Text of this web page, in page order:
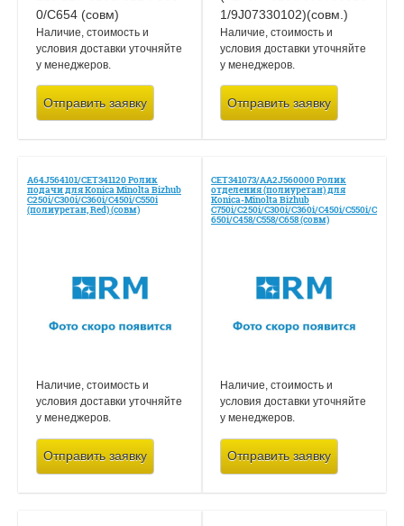
Наличие, стоимость и
условия доставки уточняйте
у менеджеров.
Отправить заявку
Наличие, стоимость и
условия доставки уточняйте
у менеджеров.
Отправить заявку
A64J564101/CET341120 Ролик
подачи для Konica Minolta Bizhub
C250i/C300i/C360i/C450i/C550i
(полиуретан, Red) (совм)
Наличие, стоимость и
условия доставки уточняйте
у менеджеров.
Отправить заявку
CET341073/AA2J560000 Ролик
отделения (полиуретан) для
Konica-Minolta Bizhub
C750i/C250i/C300i/C360i/C450i/C550i/C
650i/C458/C558/C658 (совм)
Наличие, стоимость и
условия доставки уточняйте
у менеджеров.
Отправить заявку